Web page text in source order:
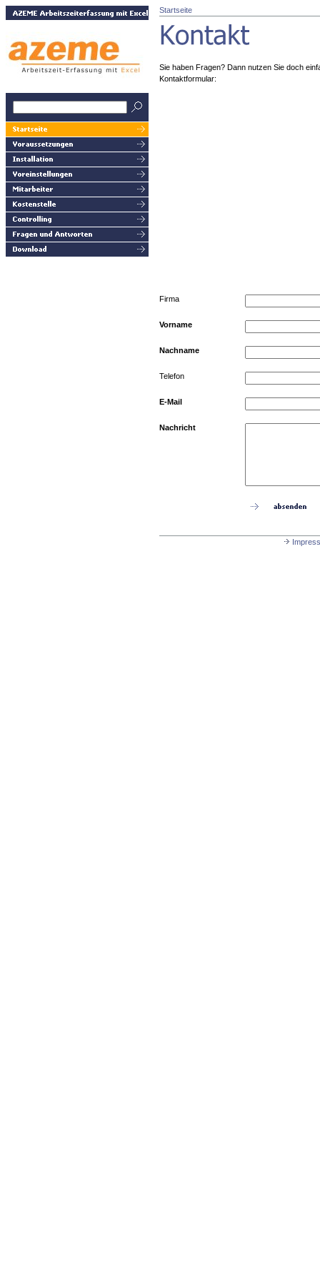
Startseite
Sie haben Fragen? Dann nutzen Sie doch
Kontaktformular:
Firma
Vorname
Nachname
Telefon
E-Mail
Nachricht